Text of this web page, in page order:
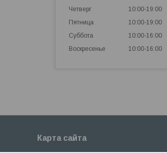
Четверг
10:00-19:00
Пятница
10:00-19:00
Суббота
10:00-16:00
Воскресенье
10:00-16:00
Карта сайта